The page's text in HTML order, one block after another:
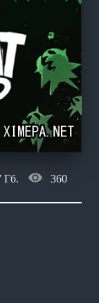
Гб. 360